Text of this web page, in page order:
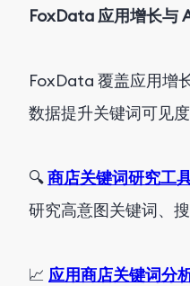
FoxData 应用增长与
FoxData 覆盖应用增
数据提升关键词可见
🔍商店关键词研究工
研究高意图关键词、
📈 应用商店关键词分